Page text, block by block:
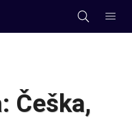
Češka,